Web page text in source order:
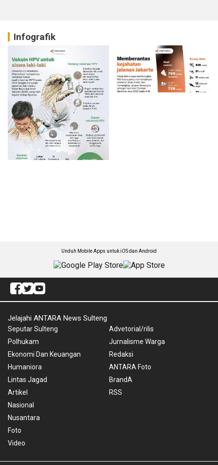
Infografik
Unduh Mobile Apps untuk iOS dan Android
Jelajahi ANTARA News Sulteng
Seputar Sulteng
Polhukam
Ekonomi Dan Keuangan
Humaniora
Lintas Jagad
Artikel
Nasional
Nusantara
Foto
Video
Advetorial/rilis
Jurnalisme Warga
Redaksi
ANTARA Foto
BrandA
RSS